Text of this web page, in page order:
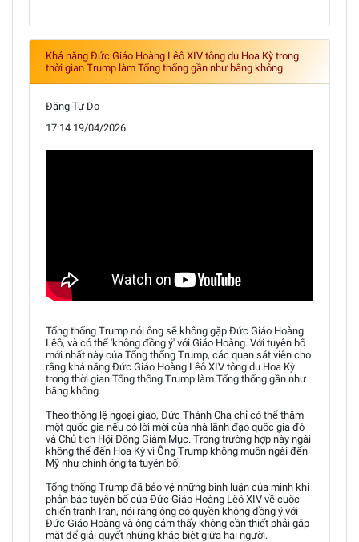
Khả năng Đức Giáo Hoàng Lêô XIV tông du Hoa Kỳ trong
thời gian Trump làm Tổng thống gần như bằng không
Đặng Tự Do
17:14 19/04/2026
Tổng thống Trump nói ông sẽ không gặp Đức Giáo Hoàng
Lêô, và có thể 'không đồng ý' với Giáo Hoàng. Với tuyên bố
mới nhất này của Tổng thống Trump, các quan sát viên cho
rằng khả năng Đức Giáo Hoàng Lêô XIV tông du Hoa Kỳ
trong thời gian Tổng thống Trump làm Tổng thống gần như
bằng không.
Theo thông lệ ngoại giao, Đức Thánh Cha chỉ có thể thăm
một quốc gia nếu có lời mời của nhà lãnh đạo quốc gia đó
và Chủ tịch Hội Đồng Giám Mục. Trong trường hợp này ngài
không thể đến Hoa Kỳ vì Ông Trump không muốn ngài đến
Mỹ như chính ông ta tuyên bố.
Tổng thống Trump đã bảo vệ những bình luận của mình khi
phản bác tuyên bố của Đức Giáo Hoàng Lêô XIV về cuộc
chiến tranh Iran, nói rằng ông có quyền không đồng ý với
Đức Giáo Hoàng và ông cảm thấy không cần thiết phải gặp
mặt để giải quyết những khác biệt giữa hai người.